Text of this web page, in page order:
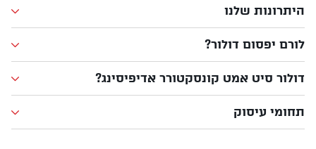
היתרונות שלנו
לורם יפסום דולור?
דולור סיט אמט קונסקטורר אדיפיסינג?
תחומי עיסוק